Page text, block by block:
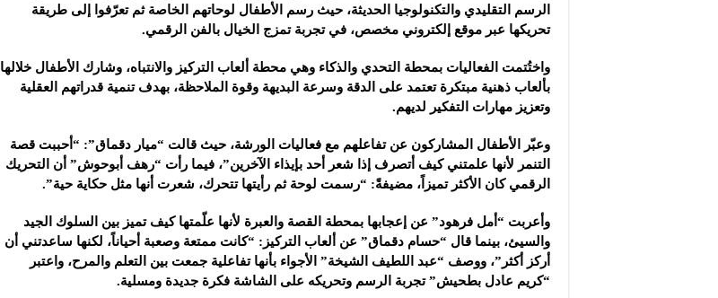
الرسم التقليدي والتكنولوجيا الحديثة، حيث رسم الأطفال لوحاتهم الخاصة ثم تعرّفوا إلى طريقة
تحريكها عبر موقع إلكتروني مخصص، في تجربة تمزج الخيال بالفن الرقمي.
واختُتمت الفعاليات بمحطة التحدي والذكاء وهي محطة ألعاب التركيز والانتباه، وشارك الأطفال خلالها
بألعاب ذهنية مبتكرة تعتمد على الدقة وسرعة البديهة وقوة الملاحظة، بهدف تنمية قدراتهم العقلية
وتعزيز مهارات التفكير لديهم.
وعبّر الأطفال المشاركون عن تفاعلهم مع فعاليات الورشة، حيث قالت “ميار دقماق”: “أحببت قصة
التنمر لأنها علمتني كيف أتصرف إذا شعر أحد بإيذاء الآخرين”، فيما رأت “رهف أبوحوش” أن التحريك
الرقمي كان الأكثر تميزاً، مضيفةً: “رسمت لوحة ثم رأيتها تتحرك، شعرت أنها مثل حكاية حية”.
وأعربت “أمل فرهود” عن إعجابها بمحطة القصة والعبرة لأنها علّمتها كيف تميز بين السلوك الجيد
والسيئ، بينما قال “حسام دقماق” عن ألعاب التركيز: “كانت ممتعة وصعبة أحياناً، لكنها ساعدتني أن
أركز أكثر”، ووصف “عبد اللطيف الشيخة” الأجواء بأنها تفاعلية جمعت بين التعلم والمرح، واعتبر
“كريم عادل بطحيش” تجربة الرسم وتحريكه على الشاشة فكرة جديدة ومسلية.